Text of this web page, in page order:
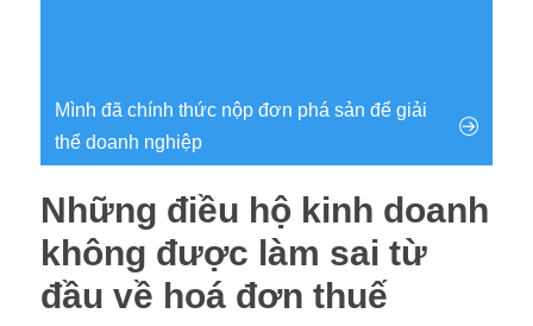
Mình đã chính thức nộp đơn phá sản để giải
thể doanh nghiệp
Những điều hộ kinh doanh
không được làm sai từ
đầu về hoá đơn thuế